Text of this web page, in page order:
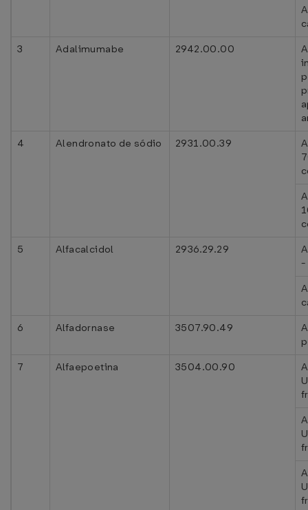
3
Adalimumabe 2942.00.00
4
Alendronato de sódio 2931.00.39
5
Alfacalcidol 2936.29.29
-
6
Alfadornase 3507.90.49
7
Alfaepoetina 3504.00.90